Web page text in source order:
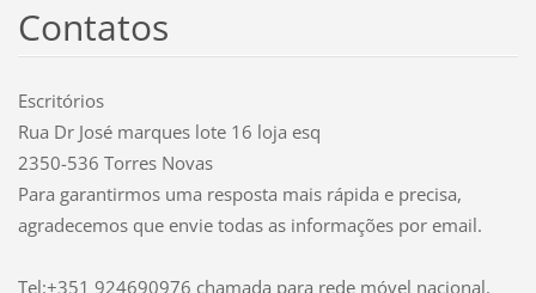
Contatos
Escritórios
Rua Dr José marques lote 16 loja esq
2350-536 Torres Novas
Para garantirmos uma resposta mais rápida e precisa,
agradecemos que envie todas as informações por email.
Tel:+351 924690976 chamada para rede móvel nacional.